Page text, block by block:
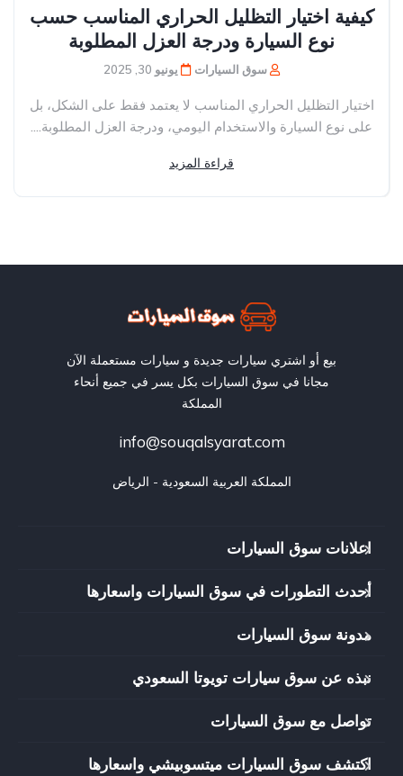
كيفية اختيار التظليل الحراري المناسب حسب
نوع السيارة ودرجة العزل المطلوبة
سوق السيارات يونيو 30, 2025
اختيار التظليل الحراري المناسب لا يعتمد فقط على الشكل، بل
على نوع السيارة والاستخدام اليومي، ودرجة العزل المطلوبة....
قراءة المزيد
بيع أو اشتري سيارات جديدة و سيارات مستعملة الآن
مجانا في سوق السيارات بكل يسر في جميع أنحاء
المملكة
info@souqalsyarat.com
المملكة العربية السعودية - الرياض
اعلانات سوق السيارات
أحدث التطورات في سوق السيارات واسعارها
مدونة سوق السيارات
نبذه عن سوق سيارات تويوتا السعودي
تواصل مع سوق السيارات
اكتشف سوق السيارات ميتسوبيشي واسعارها